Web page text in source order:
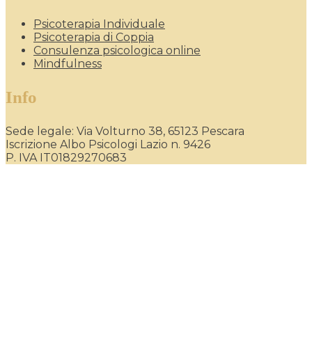
Psicoterapia Individuale
Psicoterapia di Coppia
Consulenza psicologica online
Mindfulness
Info
Sede legale: Via Volturno 38, 65123 Pescara
Iscrizione Albo Psicologi Lazio n. 9426
P. IVA IT01829270683